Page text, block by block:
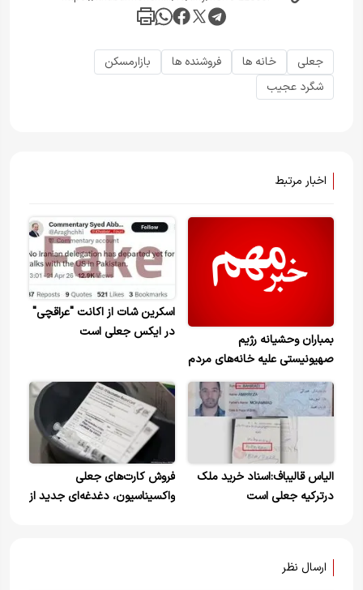
جعلی خانه ها فروشنده ها
بازارمسکن
شگرد عجیب
اخبار مرتبط
بمباران وحشیانه رژیم
صهیونیستی علیه خانه‌های مردم
در جنوب لبنان+ ویدیو
اسکرین شات از اکانت "عراقچی"
در ایکس جعلی است
الیاس قالیباف:اسناد خرید ملک
درترکیه جعلی است
فروش کارت‌های جعلی
واکسیناسیون، دغدغه‌ای جدید از
ارسال نظر